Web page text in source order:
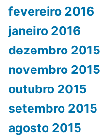
fevereiro 2016
janeiro 2016
dezembro 2015
novembro 2015
outubro 2015
setembro 2015
agosto 2015